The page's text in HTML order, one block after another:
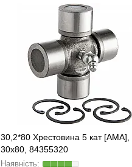
30,2*80 Хрестовина 5 кат [AMA],
30x80, 84355320